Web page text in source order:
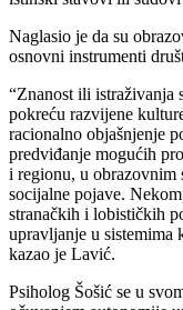
Naglasio je da su
osnovni instrumenti
“Znanost ili istraživanja
pokreću razvijene
racionalno objašnjenje
predviđanje mogućih
i regionu, u obrazovnim
socijalne pojave.
stranačkih i lobističkih
upravljanje u sistemima
kazao je Lavić.
Psiholog Šošić se u